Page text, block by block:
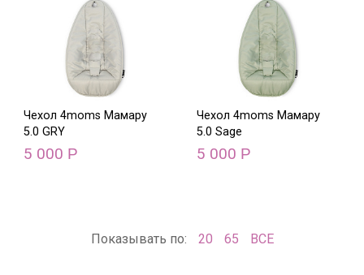
Чехол 4moms Мамару
5.0 GRY
5 000 Р
Чехол 4moms Мамару
5.0 Sage
5 000 Р
Показывать по: 20 65 ВСЕ